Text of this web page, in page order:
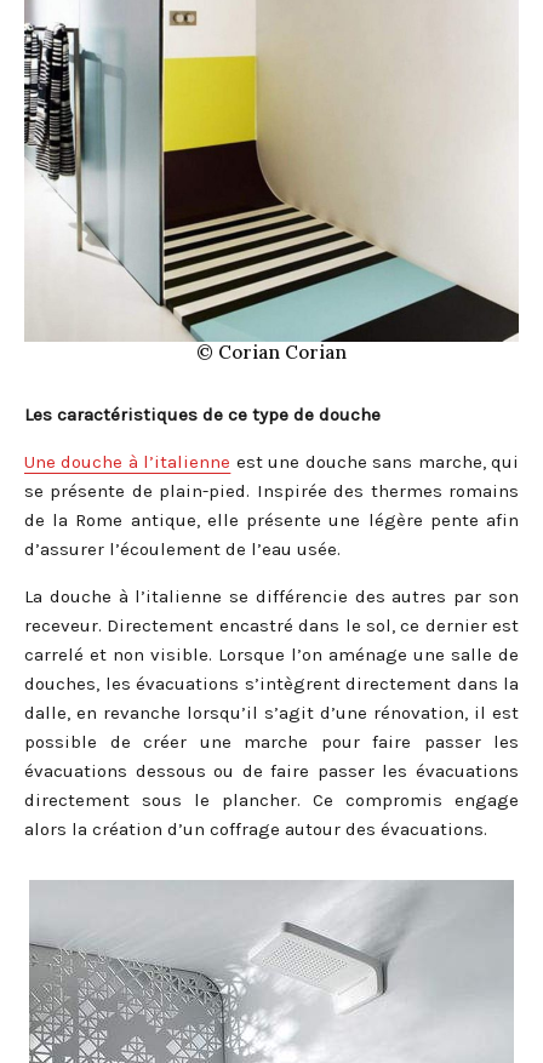
© Corian Corian
Les caractéristiques de ce type de douche
Une douche à l’italienne est une douche sans marche, qui
se présente de plain-pied. Inspirée des thermes romains
de la Rome antique, elle présente une légère pente afin
d’assurer l’écoulement de l’eau usée.
La douche à l’italienne se différencie des autres par son
receveur. Directement encastré dans le sol, ce dernier est
carrelé et non visible. Lorsque l’on aménage une salle de
douches, les évacuations s’intègrent directement dans la
dalle, en revanche lorsqu’il s’agit d’une rénovation, il est
possible de créer une marche pour faire passer les
évacuations dessous ou de faire passer les évacuations
directement sous le plancher. Ce compromis engage
alors la création d’un coffrage autour des évacuations.